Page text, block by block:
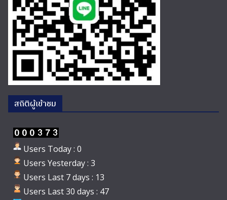
สถิติผู้เข้าชม
Users Today : 0
Users Yesterday : 3
Users Last 7 days : 13
Users Last 30 days : 47